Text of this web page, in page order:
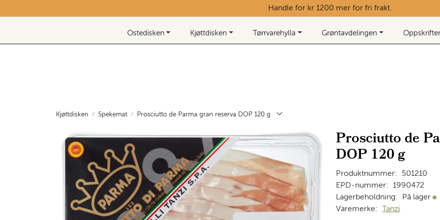
Handle for kr 1200 mer for fri frakt.
Ostedisken Kjøttdisken Tørrvarehylla Grøntavdelingen Oppskrifter
Kjøttdisken Spekemat Prosciutto de Parma gran reserva DOP 120 g
Prosciutto de
DOP 120 g
Produktnummer:
501210
EPD-nummer:
1990472
Lagerbeholdning:
På lager
Varemerke: Tanzi